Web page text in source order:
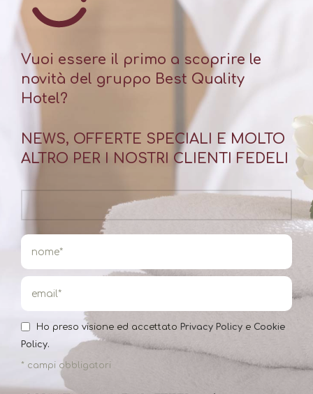
Vuoi essere il primo a scoprire le
novità del gruppo Best Quality
Hotel?
NEWS, OFFERTE SPECIALI E MOLTO
ALTRO PER I NOSTRI CLIENTI FEDELI
Ho preso visione ed accettato Privacy Policy e Cookie
Policy.
* campi obbligatori